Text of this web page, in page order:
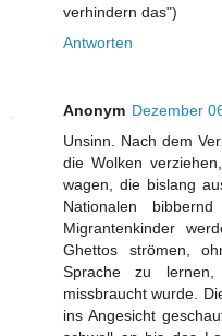
verhindern das")
Antworten
Anonym Dezember
Unsinn. Nach dem
die Wolken
wagen, die bislang
Nationalen
Migrantenkinder
Ghettos strömen,
Sprache zu
missbraucht wurde.
ins Angesicht